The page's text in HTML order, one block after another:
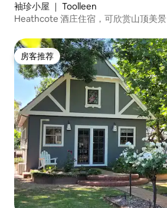
袖珍小屋 ｜ Toolleen
Heathcote 酒庄住宿，可欣赏山顶美景
房客推荐
房客推荐